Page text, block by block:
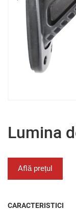
Lumina
Află prețul
CARACTERISTICI